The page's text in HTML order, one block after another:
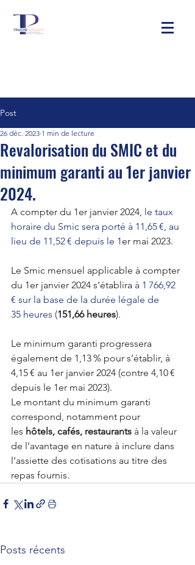
Post
Revalorisation du SMIC et du
minimum garanti au 1er janvier
2024.
26 déc. 2023 1 min de lecture
A compter du 1er janvier 2024, le taux
horaire du Smic sera porté à 11,65 €, au
lieu de 11,52 € depuis le 1er mai 2023.
Le Smic mensuel applicable à compter
du 1er janvier 2024 s’établira à 1 766,92
€ sur la base de la durée légale de
35 heures (151,66 heures).
Le minimum garanti progressera
également de 1,13 % pour s’établir, à
4,15 € au 1er janvier 2024 (contre 4,10 €
depuis le 1er mai 2023).
Le montant du minimum garanti
correspond, notamment pour
les hôtels, cafés, restaurants à la valeur
de l’avantage en nature à inclure dans
l’assiette des cotisations au titre des
repas fournis.
Posts récents